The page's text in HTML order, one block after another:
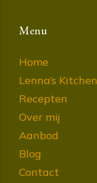
Menu
Home
Lenna’s Kitchen
Recepten
Over mij
Aanbod
Blog
Contact